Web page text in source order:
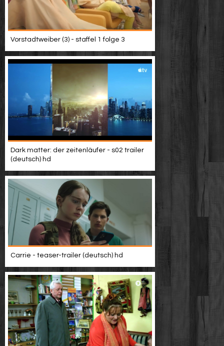
Vorstadtweiber (3) - staffel 1 folge 3
Dark matter: der zeitenläufer - s02 trailer
(deutsch) hd
Carrie - teaser-trailer (deutsch) hd